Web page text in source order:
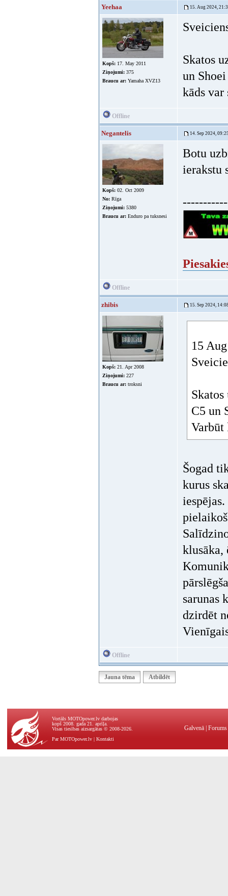
Yeehaa 15. Aug 2024,
Kopš: 17. May 2011
Ziņojumi: 375
Braucu ar: Yamaha XVZ13
Skatos
un
kāds var
Offline
Negantelis 14. Sep 2024,
Kopš: 02. Oct 2009
No: Rīga
Ziņojumi: 5380
Braucu ar: Enduro pa tuksnesi
Botu
ierakstu
Offline
zhibis 15. Sep 2024,
Kopš: 21. Apr 2008
Ziņojumi: 227
Braucu ar: troksni
15
C5 un
Varbūt
Šogad
kurus
klusāka,
sarunas
dzirdēt
Offline
Jauna tēma Atbildēt
Vortāls MOTOpower.lv darbojas
kopš 2008. gada 21. aprīļa.
Visas tiesības aizsargātas © 2008-2026.
Par MOTOpower.lv | Kontakti
Galvenā Forums